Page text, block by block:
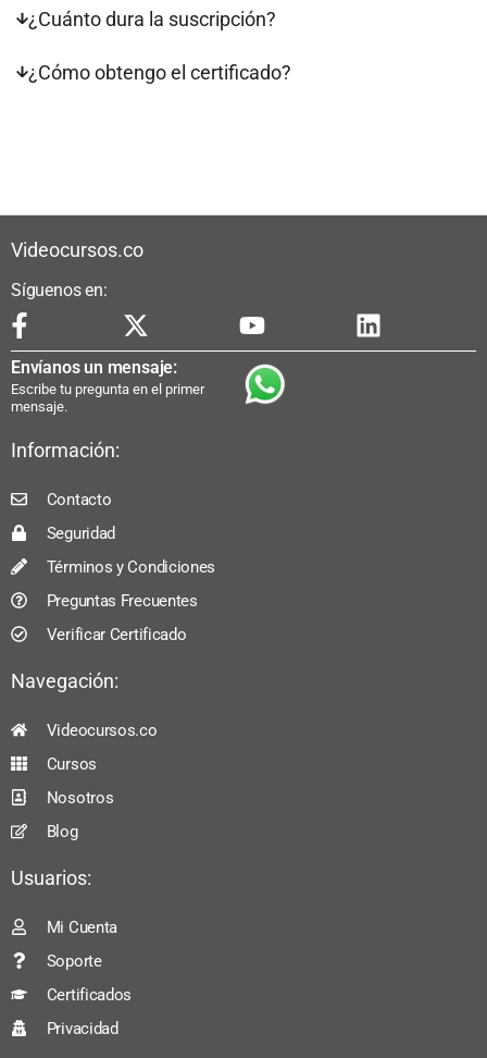
¿Cuánto dura la suscripción?
¿Cómo obtengo el certificado?
Videocursos.co
Síguenos en:
Envíanos un mensaje:
Escribe tu pregunta en el primer
mensaje.
Información:
Contacto
Seguridad
Términos y Condiciones
Preguntas Frecuentes
Verificar Certificado
Navegación:
Videocursos.co
Cursos
Nosotros
Blog
Usuarios:
Mi Cuenta
Soporte
Certificados
Privacidad